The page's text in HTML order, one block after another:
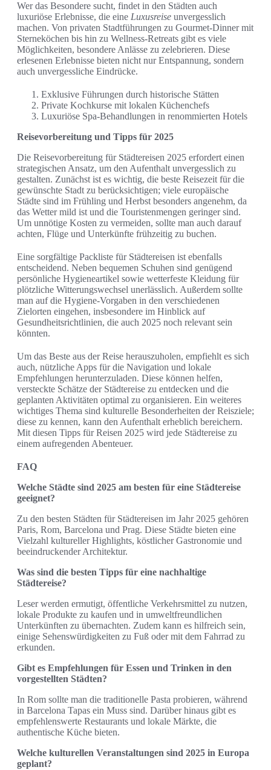
Wer das Besondere sucht, findet in den Städten auch
luxuriöse Erlebnisse, die eine Luxusreise unvergesslich
machen. Von privaten Stadtführungen zu Gourmet-Dinner mit
Sterneköchen bis hin zu Wellness-Retreats gibt es viele
Möglichkeiten, besondere Anlässe zu zelebrieren. Diese
erlesenen Erlebnisse bieten nicht nur Entspannung, sondern
auch unvergessliche Eindrücke.
Exklusive Führungen durch historische Stätten
Private Kochkurse mit lokalen Küchenchefs
Luxuriöse Spa-Behandlungen in renommierten Hotels
Reisevorbereitung und Tipps für 2025
Die Reisevorbereitung für Städtereisen 2025 erfordert einen
strategischen Ansatz, um den Aufenthalt unvergesslich zu
gestalten. Zunächst ist es wichtig, die beste Reisezeit für die
gewünschte Stadt zu berücksichtigen; viele europäische
Städte sind im Frühling und Herbst besonders angenehm, da
das Wetter mild ist und die Touristenmengen geringer sind.
Um unnötige Kosten zu vermeiden, sollte man auch darauf
achten, Flüge und Unterkünfte frühzeitig zu buchen.
Eine sorgfältige Packliste für Städtereisen ist ebenfalls
entscheidend. Neben bequemen Schuhen sind genügend
persönliche Hygieneartikel sowie wetterfeste Kleidung für
plötzliche Witterungswechsel unerlässlich. Außerdem sollte
man auf die Hygiene-Vorgaben in den verschiedenen
Zielorten eingehen, insbesondere im Hinblick auf
Gesundheitsrichtlinien, die auch 2025 noch relevant sein
könnten.
Um das Beste aus der Reise herauszuholen, empfiehlt es sich
auch, nützliche Apps für die Navigation und lokale
Empfehlungen herunterzuladen. Diese können helfen,
versteckte Schätze der Städtereise zu entdecken und die
geplanten Aktivitäten optimal zu organisieren. Ein weiteres
wichtiges Thema sind kulturelle Besonderheiten der Reisziele;
diese zu kennen, kann den Aufenthalt erheblich bereichern.
Mit diesen Tipps für Reisen 2025 wird jede Städtereise zu
einem aufregenden Abenteuer.
FAQ
Welche Städte sind 2025 am besten für eine Städtereise
geeignet?
Zu den besten Städten für Städtereisen im Jahr 2025 gehören
Paris, Rom, Barcelona und Prag. Diese Städte bieten eine
Vielzahl kultureller Highlights, köstlicher Gastronomie und
beeindruckender Architektur.
Was sind die besten Tipps für eine nachhaltige
Städtereise?
Leser werden ermutigt, öffentliche Verkehrsmittel zu nutzen,
lokale Produkte zu kaufen und in umweltfreundlichen
Unterkünften zu übernachten. Zudem kann es hilfreich sein,
einige Sehenswürdigkeiten zu Fuß oder mit dem Fahrrad zu
erkunden.
Gibt es Empfehlungen für Essen und Trinken in den
vorgestellten Städten?
In Rom sollte man die traditionelle Pasta probieren, während
in Barcelona Tapas ein Muss sind. Darüber hinaus gibt es
empfehlenswerte Restaurants und lokale Märkte, die
authentische Küche bieten.
Welche kulturellen Veranstaltungen sind 2025 in Europa
geplant?